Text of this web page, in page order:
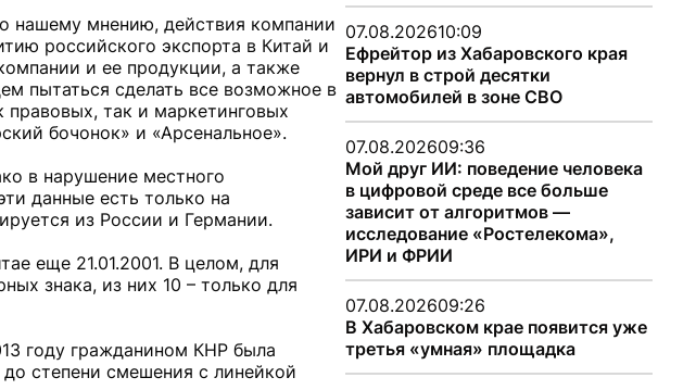
нашему мнению, действия компании
российского экспорта в Китай и
и ее продукции, а также
пытаться сделать все возможное в
так и маркетинговых
бочонок» и «Арсенальное».
в нарушение местного
данные есть только на
из России и Германии.
еще 21.01.2001. В целом, для
знака, из них 10 – только для
году гражданином КНР была
степени смешения с линейкой
07.08.202610:09
Ефрейтор из Хабаровского края
вернул в строй десятки
автомобилей в зоне СВО
07.08.202609:36
Мой друг ИИ: поведение человека
в цифровой среде все больше
зависит от алгоритмов —
исследование «Ростелекома»,
ИРИ и ФРИИ
07.08.202609:26
В Хабаровском крае появится уже
третья «умная» площадка